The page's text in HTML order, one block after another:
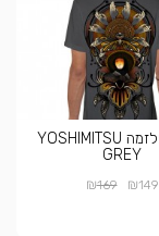
חולצה פלזמה YOSHIMITSU
GREY
₪149
₪169